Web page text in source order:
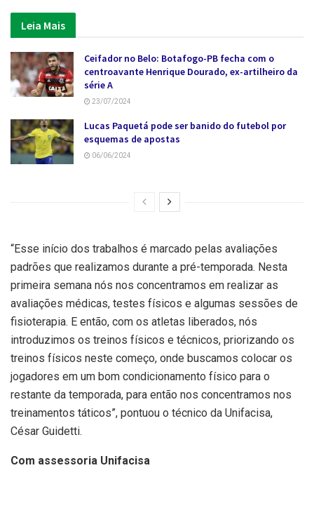
Leia Mais
Ceifador no Belo: Botafogo-PB fecha com o
centroavante Henrique Dourado, ex-artilheiro da
série A
23/07/2024
Lucas Paquetá pode ser banido do futebol por
esquemas de apostas
06/06/2024
“Esse início dos trabalhos é marcado pelas avaliações
padrões que realizamos durante a pré-temporada. Nesta
primeira semana nós nos concentramos em realizar as
avaliações médicas, testes físicos e algumas sessões de
fisioterapia. E então, com os atletas liberados, nós
introduzimos os treinos físicos e técnicos, priorizando os
treinos físicos neste começo, onde buscamos colocar os
jogadores em um bom condicionamento físico para o
restante da temporada, para então nos concentramos nos
treinamentos táticos”, pontuou o técnico da Unifacisa,
César Guidetti.
Com assessoria Unifacisa